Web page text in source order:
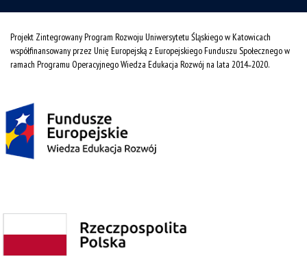
Projekt Zintegrowany Program Rozwoju Uniwersytetu Śląskiego w Katowicach
współfinansowany przez Unię Europejską z Europejskiego Funduszu Społecznego w
ramach Programu Operacyjnego Wiedza Edukacja Rozwój na lata 2014˗2020.